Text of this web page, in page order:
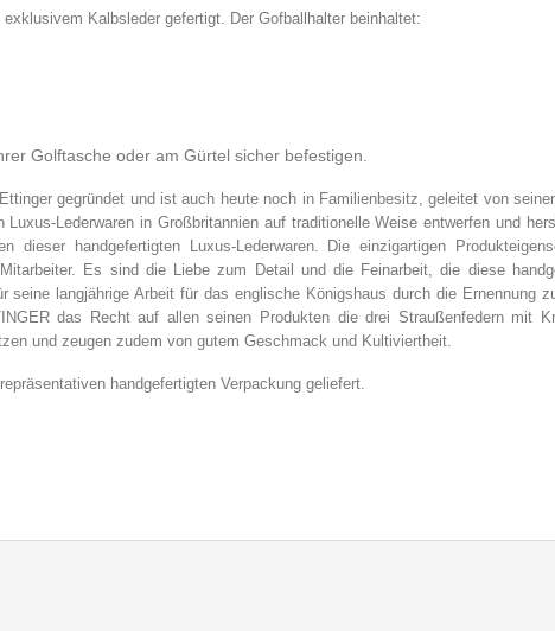
Kalbsleder gefertigt. Der Gofballhalter beinhaltet:
Golftasche oder am Gürtel sicher befestigen.
gegründet und ist auch heute noch in Familienbesitz, geleitet von
Luxus-Lederwaren in Großbritannien auf traditionelle Weise entwerfen und
dieser handgefertigten Luxus-Lederwaren. Die einzigartigen
Es sind die Liebe zum Detail und die Feinarbeit, die diese
seine langjährige Arbeit für das englische Königshaus durch die Ernennung
das Recht auf allen seinen Produkten die drei Straußenfedern mit
und zeugen zudem von gutem Geschmack und Kultiviertheit.
handgefertigten Verpackung geliefert.